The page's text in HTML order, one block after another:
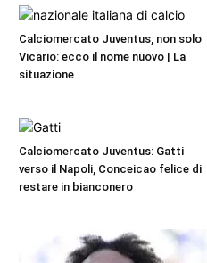
Calciomercato Juventus, non solo
Vicario: ecco il nome nuovo | La
situazione
Calciomercato Juventus: Gatti
verso il Napoli, Conceicao felice di
restare in bianconero